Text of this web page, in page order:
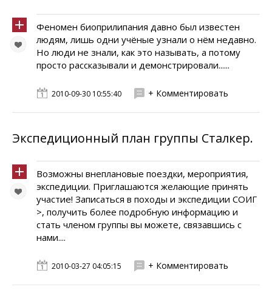
Феномен биоприлипания давно был известен
людям, лишь одни учёные узнали о нём недавно.
Но люди не знали, как это называть, а потому
просто рассказывали и демонстрировали......
2010-09-30 10:55:40 + Комментировать
Экспедиционный план группы Сталкер.
Возможны внеплановые поездки, мероприятия,
экспедиции. Приглашаются желающие принять
участие! Записаться в походы и экспедиции СОИГ
>, получить более подробную информацию и
стать членом группы вы можете, связавшись с
нами....
2010-03-27 04:05:15 + Комментировать